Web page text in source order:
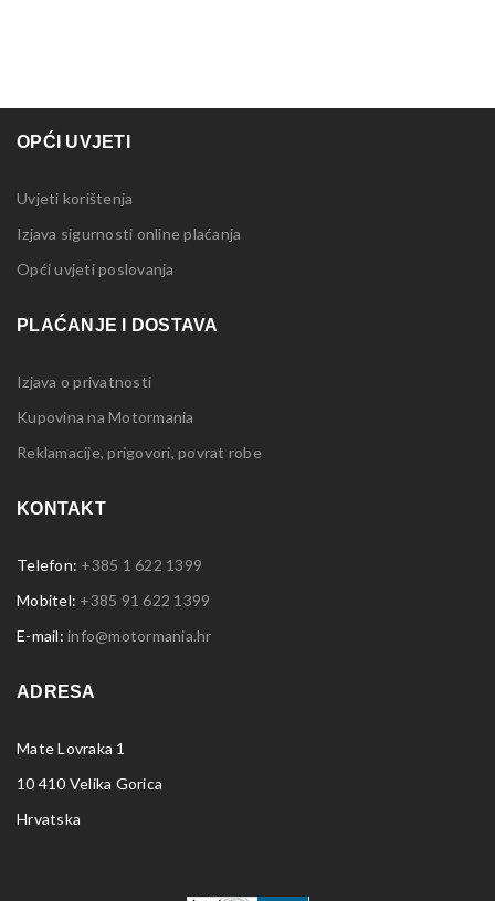
OPĆI UVJETI
Uvjeti korištenja
Izjava sigurnosti online plaćanja
Opći uvjeti poslovanja
PLAĆANJE I DOSTAVA
Izjava o privatnosti
Kupovina na Motormania
Reklamacije, prigovori, povrat robe
KONTAKT
Telefon: +385 1 622 1399
Mobitel: +385 91 622 1399
E-mail: info@motormania.hr
ADRESA
Mate Lovraka 1
10 410 Velika Gorica
Hrvatska